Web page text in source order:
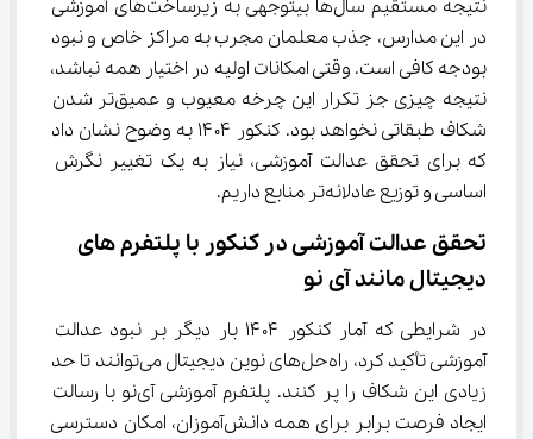
نتیجه مستقیم سال‌ها بیتوجهی به زیرساخت‌های آموزشی
در این مدارس، جذب معلمان مجرب به مراکز خاص و نبود
بودجه کافی است. وقتی امکانات اولیه در اختیار همه نباشد،
نتیجه چیزی جز تکرار این چرخه معیوب و عمیق‌تر شدن
شکاف طبقاتی نخواهد بود. کنکور ۱۴۰۴ به وضوح نشان داد
که برای تحقق عدالت آموزشی، نیاز به یک تغییر نگرش
اساسی و توزیع عادلانه‌تر منابع داریم.
تحقق عدالت آموزشی در کنکور با پلتفرم ‌های
دیجیتال مانند آی ‌نو
در شرایطی که آمار کنکور ۱۴۰۴ بار دیگر بر نبود عدالت
آموزشی تأکید کرد، راه‌حل‌های نوین دیجیتال می‌توانند تا حد
زیادی این شکاف را پر کنند. پلتفرم آموزشی آی‌نو با رسالت
ایجاد فرصت برابر برای همه دانش‌آموزان، امکان دسترسی